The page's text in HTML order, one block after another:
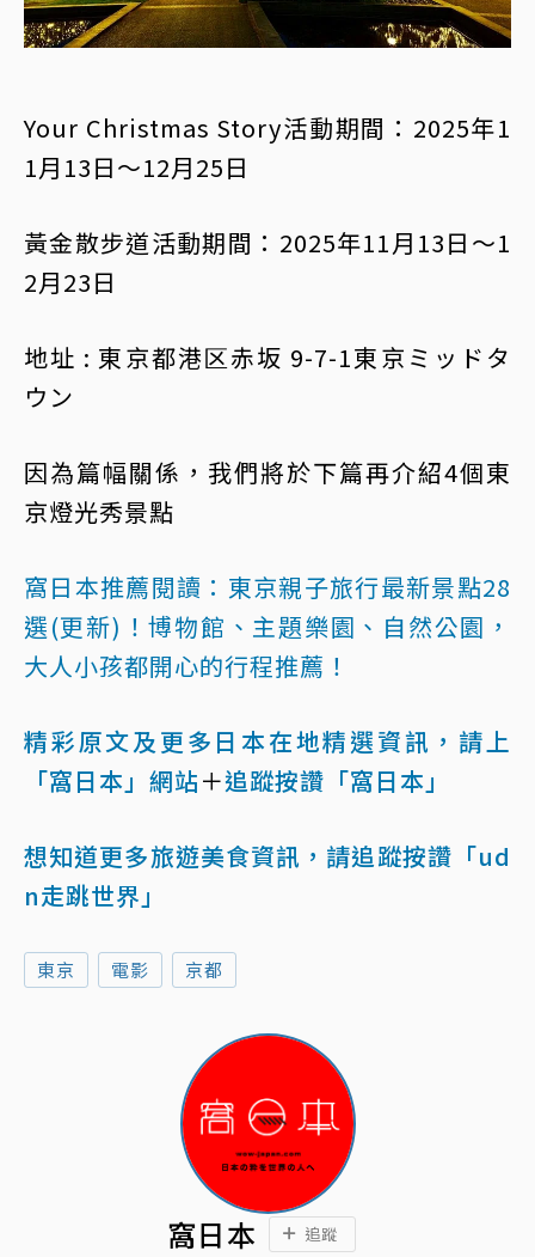
Your Christmas Story活動期間：2025年1
1月13日～12月25日
黃金散步道活動期間：2025年11月13日～1
2月23日
地址 : 東京都港区赤坂 9-7-1東京ミッドタ
ウン
因為篇幅關係，我們將於下篇再介紹4個東
京燈光秀景點
窩日本推薦閱讀： 東京親子旅行最新景點28
選(更新)！博物館、主題樂園、自然公園，
大人小孩都開心的行程推薦！
精彩原文及更多日本在地精選資訊，請上
「窩日本」網站＋追蹤按讚「窩日本」
想知道更多旅遊美食資訊，請追蹤按讚「ud
n走跳世界」
東京 電影 京都
窩日本 追蹤